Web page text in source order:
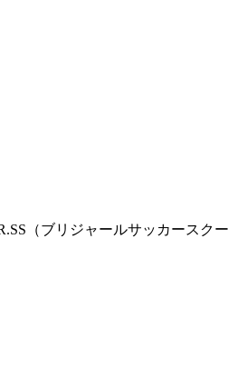
（ブリジャールサッカースク